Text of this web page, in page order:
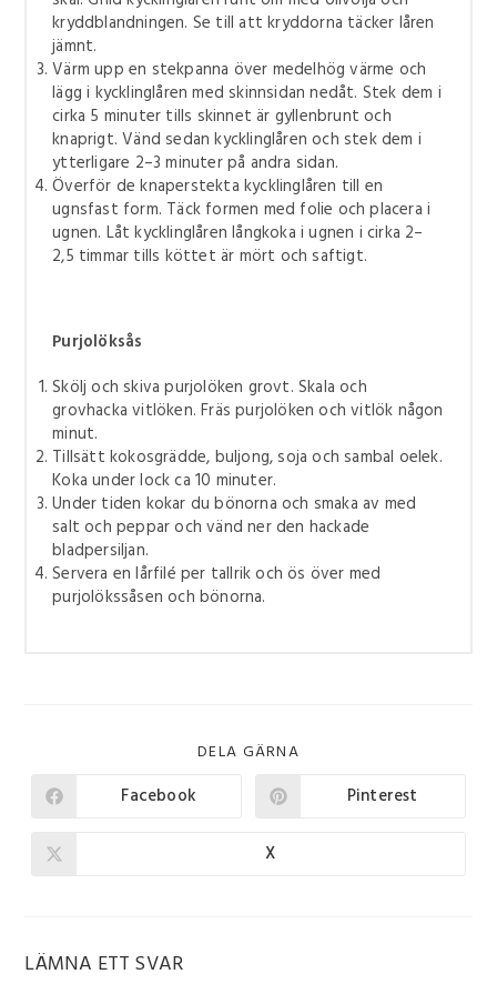
kryddblandningen. Se till att kryddorna täcker låren
jämnt.
Värm upp en stekpanna över medelhög värme och
lägg i kycklinglåren med skinnsidan nedåt. Stek dem i
cirka 5 minuter tills skinnet är gyllenbrunt och
knaprigt. Vänd sedan kycklinglåren och stek dem i
ytterligare 2–3 minuter på andra sidan.
Överför de knaperstekta kycklinglåren till en
ugnsfast form. Täck formen med folie och placera i
ugnen. Låt kycklinglåren långkoka i ugnen i cirka 2–
2,5 timmar tills köttet är mört och saftigt.
Purjolöksås
Skölj och skiva purjolöken grovt. Skala och
grovhacka vitlöken. Fräs purjolöken och vitlök någon
minut.
Tillsätt kokosgrädde, buljong, soja och sambal oelek.
Koka under lock ca 10 minuter.
Under tiden kokar du bönorna och smaka av med
salt och peppar och vänd ner den hackade
bladpersiljan.
Servera en lårfilé per tallrik och ös över med
purjolökssåsen och bönorna.
DELA GÄRNA
Facebook Pinterest
X
LÄMNA ETT SVAR